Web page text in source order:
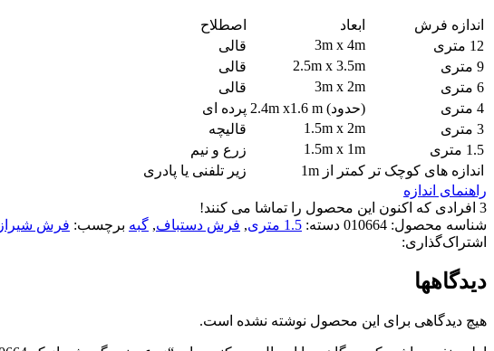
اندازه فرش ابعاد
اصطلاح
12 متری
3m x 4m
قالی
9 متری
2.5m x 3.5m
قالی
6 متری
3m x 2m
قالی
4 متری
(حدود) 2.4m x1.6 m
پرده ای
3 متری
1.5m x 2m
قالیچه
1.5 متری
1.5m x 1m
زرع و نیم
اندازه های کوچک تر کمتر از 1m
زیر تلفنی یا پادری
راهنمای اندازه
3 افرادی که اکنون این محصول را تماشا می کنند!
شناسه محصول: 010664 دسته: 1.5 متری , فرش دستباف, گبه برچسب: فرش شیراز
اشتراک‌گذاری:
دیدگاهها
هیچ دیدگاهی برای این محصول نوشته نشده است.